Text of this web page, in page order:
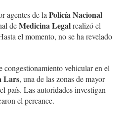
agentes de la Policía Nacional
deMedicina Legalrealizó el
el momento, no se ha revelado
congestionamiento vehicular en el
Lars, una de las zonas de mayor
país. Las autoridades investigan
el percance.